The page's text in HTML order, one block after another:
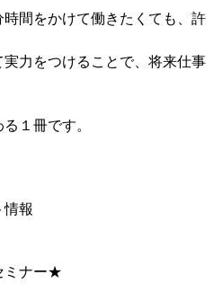
間をかけて働きたくても、許
力をつけることで、将来仕事
１冊です。
報
ミナー★